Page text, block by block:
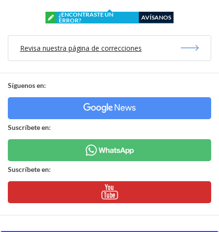
¿ENCONTRASTE UN
ERROR?
AVÍSANOS
Revisa nuestra página de correcciones
Síguenos en:
Suscríbete en:
Suscríbete en: